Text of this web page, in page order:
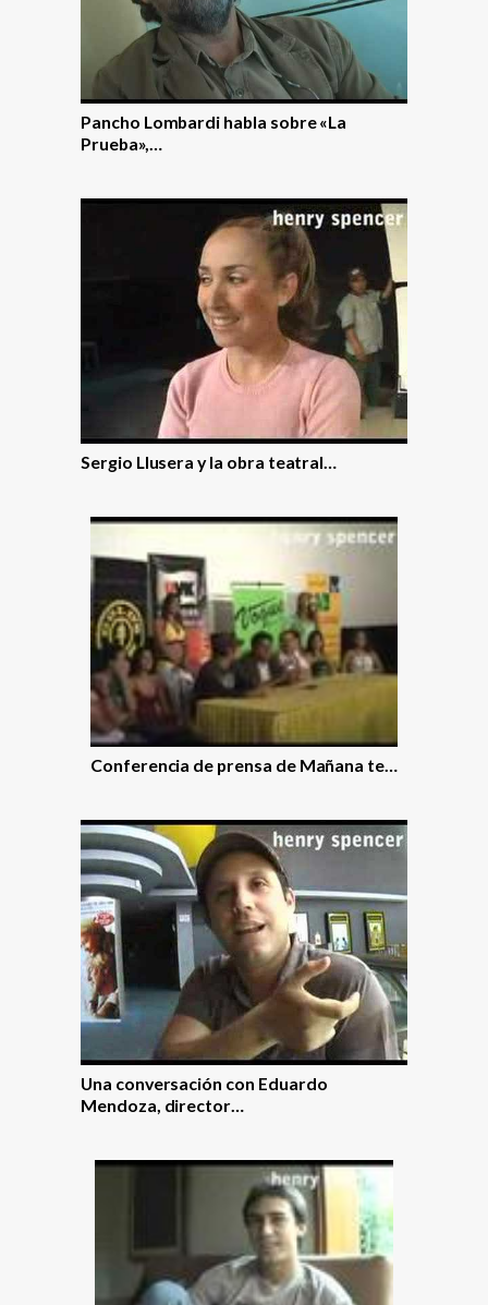
Pancho Lombardi habla sobre «La
Prueba»,…
Sergio Llusera y la obra teatral…
Conferencia de prensa de Mañana te…
Una conversación con Eduardo
Mendoza, director…